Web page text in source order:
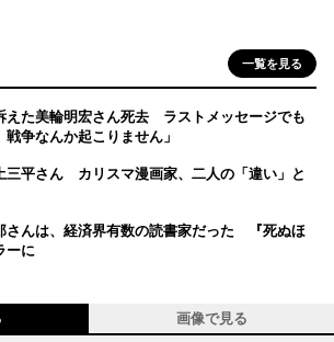
一覧を見る
えた美輪明宏さん死去 ラストメッセージでも
争なんか起こりません」
三平さん カリスマ漫画家、二人の「違い」と
さんは、経済界有数の読書家だった 『死ぬほ
ーに
画像で見る